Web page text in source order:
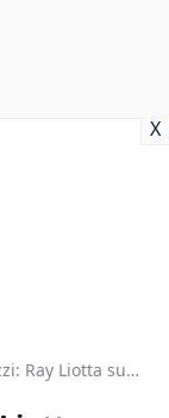
X
Quei bravi ragazzi: Ray Liotta sull'iconico piano sequenza rovinato da una battuta sbagliata